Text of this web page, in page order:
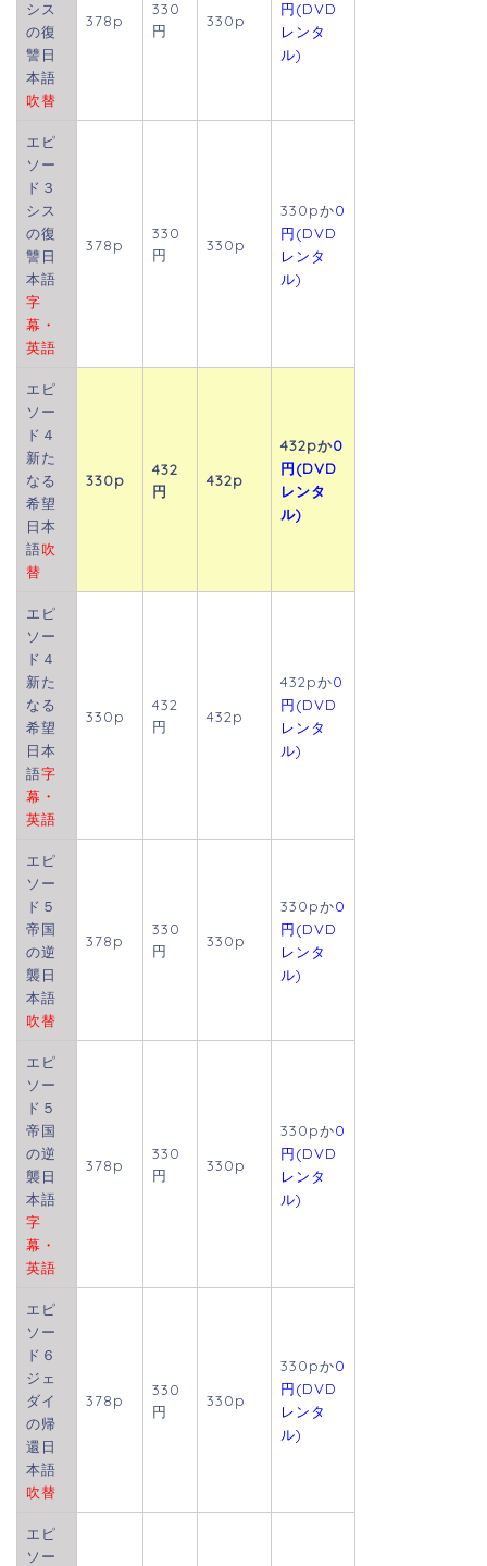
シス
の復
讐日
本語
吹替
378p
330
円
330p
円(DVD
レンタ
ル)
エピ
ソー
ド３
シス
の復
讐日
本語
字
幕・
英語
378p
330
円
330p
330pか0
円(DVD
レンタ
ル)
エピ
ソー
ド４
新た
なる
希望
日本
語吹
替
330p
432
円
432p
432pか0
円(DVD
レンタ
ル)
エピ
ソー
ド４
新た
なる
希望
日本
語字
幕・
英語
330p
432
円
432p
432pか0
円(DVD
レンタ
ル)
エピ
ソー
ド５
帝国
の逆
襲日
本語
吹替
378p
330
円
330p
330pか0
円(DVD
レンタ
ル)
エピ
ソー
ド５
帝国
の逆
襲日
本語
字
幕・
英語
378p
330
円
330p
330pか0
円(DVD
レンタ
ル)
エピ
ソー
ド６
ジェ
ダイ
の帰
還日
本語
吹替
378p
330
円
330p
330pか0
円(DVD
レンタ
ル)
エピ
ソー